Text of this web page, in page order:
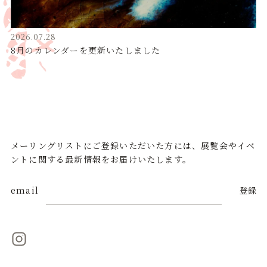
2026.07.28
8月のカレンダーを更新いたしました
メーリングリストにご登録いただいた方には、展覧会やイベ
ントに関する最新情報をお届けいたします。
email 登録